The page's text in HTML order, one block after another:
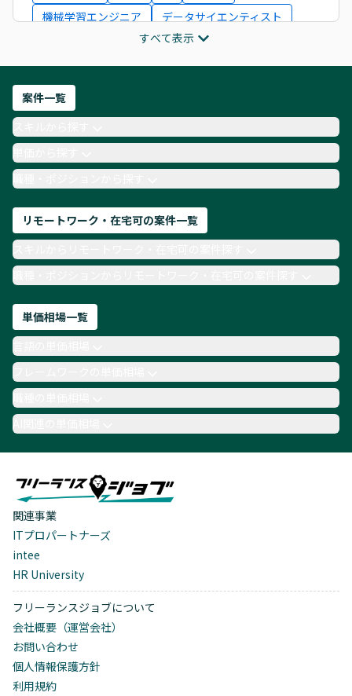
機械学習エンジニア
データサイエンティスト
ITコンサルタント
フロントエンドエンジニア
ネットワークエンジニア
AIエンジニア
Webデザイナー
月収100万円 業務委託
COBOL
Ruby
TypeScript
Laravel AWS
すべて表示
案件一覧
単価から探す
職種・ポジションから探す
リモートワーク・在宅可の案件一覧
職種・ポジションからリモートワーク・在宅可の案件探す
単価相場一覧
職種の単価相場
AI関連の単価相場
関連事業
ITプロパートナーズ
intee
HR University
フリーランスジョブについて
会社概要（運営会社）
お問い合わせ
個人情報保護方針
利用規約